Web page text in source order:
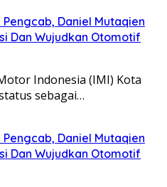
Daniel Mutaqien
Dan Wujudkan Otomotif
Indonesia (IMI) Kota
sebagai…
Daniel Mutaqien
Dan Wujudkan Otomotif